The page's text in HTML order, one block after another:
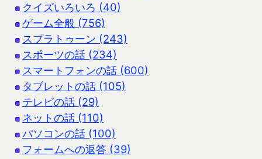
クイズいろいろ (40)
ゲーム全般 (756)
スプラトゥーン (243)
スポーツの話 (234)
スマートフォンの話 (600)
タブレットの話 (105)
テレビの話 (29)
ネットの話 (110)
パソコンの話 (100)
フォームへの返答 (39)